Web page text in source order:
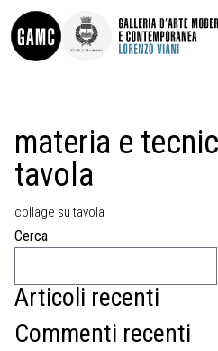
CONTATTI
DIDATTICA
SHOP
LE COLLEZIONI
GLI AUTORI
MOSTRE
EVENTI
materia e
tavola
collage su tavola
Cerca
Articoli recenti
Commenti recenti